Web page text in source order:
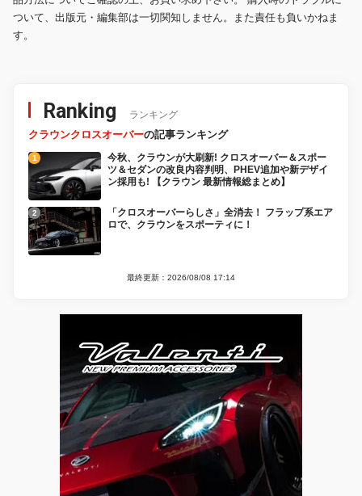
ついて、出版元・編集部は一切関知しません。また責任も負いかねま
す。
Ranking ランキング
クラウンクロスオーバーの記事ランキング
今秋、クラウンが大刷新! クロスオーバー＆スポー
ツ＆セダンの改良内容判明、PHEV追加や新デザイ
ン採用も! 【クラウン 最新情報総まとめ】
「クロスオーバーらしさ」全消去！ フラップ系エア
ロで、クラウンをスポーティに！
最終更新：2026/08/08 17:14